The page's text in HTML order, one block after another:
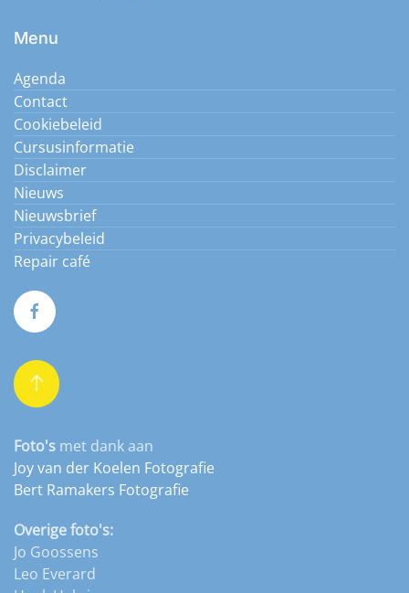
Menu
Agenda
Contact
Cookiebeleid
Cursusinformatie
Disclaimer
Nieuws
Nieuwsbrief
Privacybeleid
Repair café
Foto's met dank aan
Joy van der Koelen Fotografie
Bert Ramakers Fotografie
Overige foto's:
Jo Goossens
Leo Everard